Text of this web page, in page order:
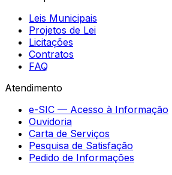
Leis Municipais
Projetos de Lei
Licitações
Contratos
FAQ
Atendimento
e-SIC — Acesso à Informação
Ouvidoria
Carta de Serviços
Pesquisa de Satisfação
Pedido de Informações